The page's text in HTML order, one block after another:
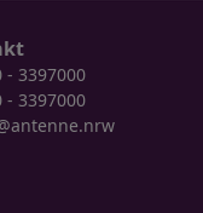
- 3397000
- 3397000